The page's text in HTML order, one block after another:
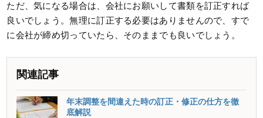
ただ、気になる場合は、会社にお願いして書類を訂正すれば
良いでしょう。無理に訂正する必要はありませんので、すで
に会社が締め切っていたら、そのままでも良いでしょう。
関連記事
年末調整を間違えた時の訂正・修正の仕方を徹
底解説